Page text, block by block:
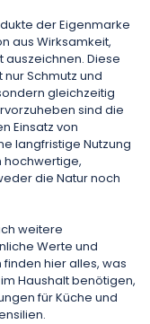
der Eigenmarke
aus Wirksamkeit,
Diese
Schmutz und
gleichzeitig
sind die
Einsatz von
langfristige Nutzung
hochwertige,
die Natur noch
weitere
Werte und
hier alles, was
Haushalt benötigen,
für Küche und